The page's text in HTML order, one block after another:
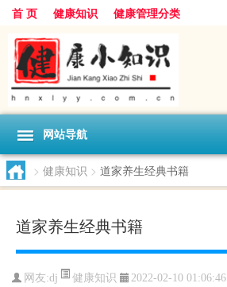
首 页 健康知识 健康管理分类
网站导航
> 健康知识 > 道家养生经典书籍
道家养生经典书籍
网友:dj 健康知识 2022-02-10 01:06:46